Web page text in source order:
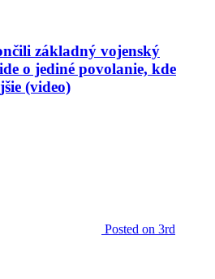
základný vojenský
o jediné povolanie, kde
(video)
Posted on 3rd